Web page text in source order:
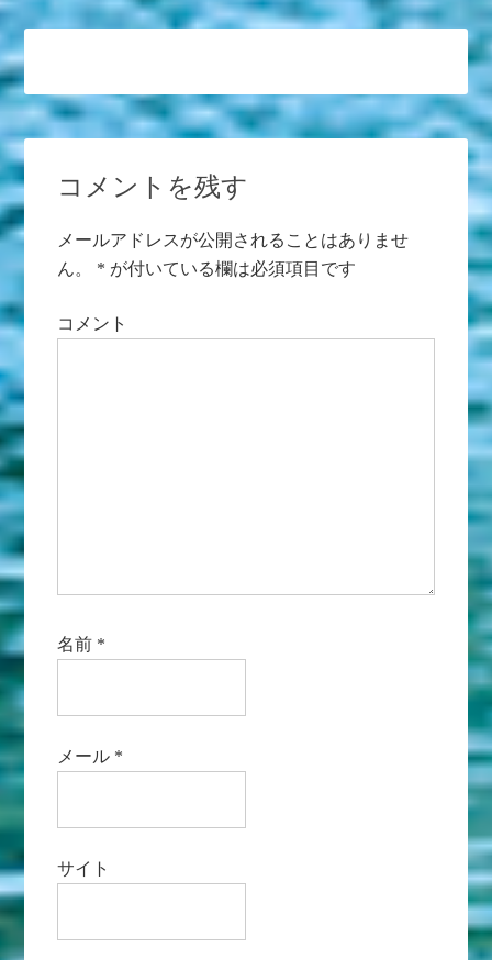
コメントを残す
メールアドレスが公開されることはありませ
ん。
* が付いている欄は必須項目です
コメント
名前 *
メール *
サイト